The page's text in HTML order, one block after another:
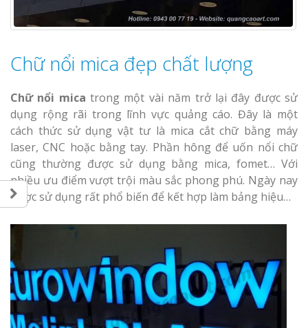
Chữ nổi mica đẹp chất lượng
Chữ nổi mica trong một vài năm trở lại đây được sử
dụng rộng rãi trong lĩnh vực quảng cáo. Đây là một
cách thức sử dụng vật tư là mica cắt chữ bằng máy
laser, CNC hoặc bằng tay. Phần hông để uốn nổi chữ
cũng thường được sử dụng bằng mica, fomet… Với
nhiều ưu điểm vượt trội màu sắc phong phú. Ngày nay
được sử dụng rất phổ biến để kết hợp làm bảng hiệu…
tóc Thuận An
Thi công
cáo Vinh
Làm biển
Nghệ An giá
Thi Công
Nghệ An
Rẻ Tại Vinh
Hiệu Quả